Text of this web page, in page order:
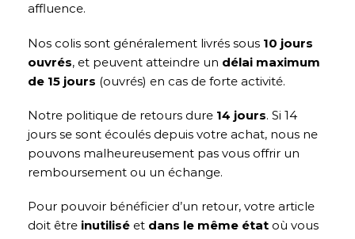
affluence.
Nos colis sont généralement livrés sous 10 jours
ouvrés, et peuvent atteindre un délai maximum
de 15 jours (ouvrés) en cas de forte activité.
Notre politique de retours dure 14 jours. Si 14
jours se sont écoulés depuis votre achat, nous ne
pouvons malheureusement pas vous offrir un
remboursement ou un échange.
Pour pouvoir bénéficier d’un retour, votre article
doit être inutilisé et dans le même état où vous